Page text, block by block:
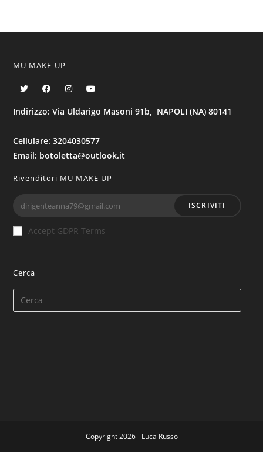
MU MAKE-UP
Indirizzo: Via Uldarigo Masoni 91b, NAPOLI (NA) 80141
Cellulare: 3204030577
Email: botoletta@outlook.it
Rivenditori MU MAKE UP
ISCRIVITI
Accept GDPR Terms
Cerca
Copyright 2026 - Luca Russo